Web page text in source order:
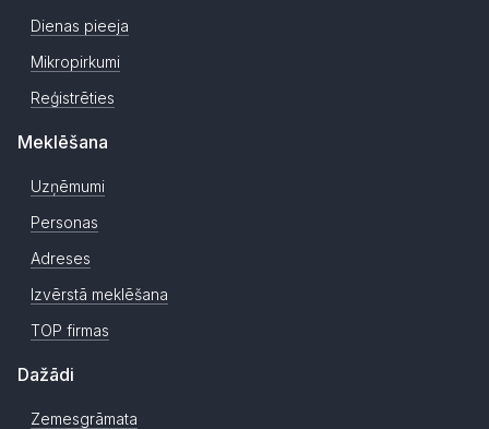
Dienas pieeja
Mikropirkumi
Reģistrēties
Meklēšana
Uzņēmumi
Personas
Adreses
Izvērstā meklēšana
TOP firmas
Dažādi
Zemesgrāmata